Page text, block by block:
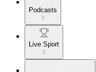
Podcasts
Live Sport